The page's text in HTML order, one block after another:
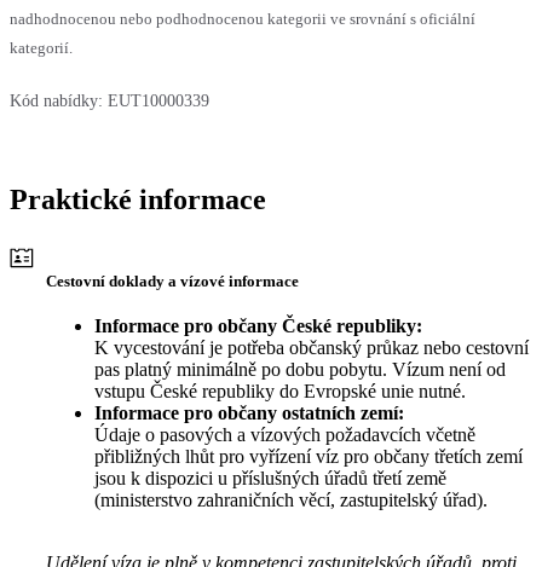
nadhodnocenou nebo podhodnocenou kategorii ve srovnání s oficiální
kategorií.
Kód nabídky: EUT10000339
Praktické informace
Cestovní doklady a vízové informace
Informace pro občany České republiky:
K vycestování je potřeba občanský průkaz nebo cestovní
pas platný minimálně po dobu pobytu. Vízum není od
vstupu České republiky do Evropské unie nutné.
Informace pro občany ostatních zemí:
Údaje o pasových a vízových požadavcích včetně
přibližných lhůt pro vyřízení víz pro občany třetích zemí
jsou k dispozici u příslušných úřadů třetí země
(ministerstvo zahraničních věcí, zastupitelský úřad).
Udělení víza je plně v kompetenci zastupitelských úřadů, proti